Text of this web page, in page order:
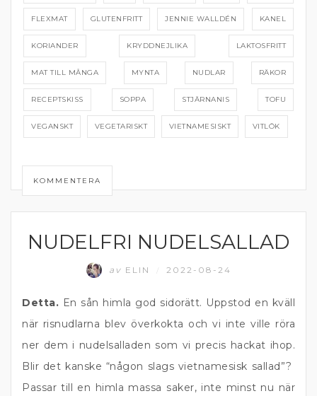
FLEXMAT GLUTENFRITT JENNIE WALLDÉN KANEL
KORIANDER KRYDDNEJLIKA LAKTOSFRITT
MAT TILL MÅNGA MYNTA NUDLAR RÄKOR
RECEPTSKISS SOPPA STJÄRNANIS TOFU
VEGANSKT VEGETARISKT VIETNAMESISKT VITLÖK
KOMMENTERA
DRESSING
NUDELFRI NUDELSALLAD
av ELIN 2022-08-24
Detta. En sån himla god sidorätt. Uppstod en kväll
när risnudlarna blev överkokta och vi inte ville röra
ner dem i nudelsalladen som vi precis hackat ihop.
Blir det kanske “någon slags vietnamesisk sallad”?
Passar till en himla massa saker, inte minst nu när